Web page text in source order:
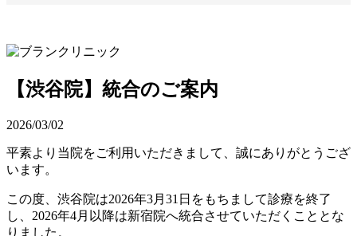
【渋谷院】統合のご案内
2026/03/02
平素より当院をご利用いただきまして、誠にありがとうござ
います。
この度、渋谷院は2026年3月31日をもちまして診療を終了
し、2026年4月以降は新宿院へ統合させていただくこととな
りました。